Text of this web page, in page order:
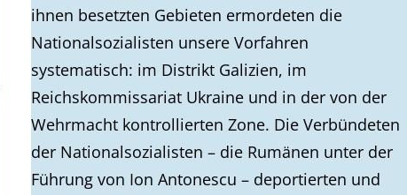
ihnen besetzten Gebieten ermordeten die
Nationalsozialisten unsere Vorfahren
systematisch: im Distrikt Galizien, im
Reichskommissariat Ukraine und in der von der
Wehrmacht kontrollierten Zone. Die Verbündeten
der Nationalsozialisten – die Rumänen unter der
Führung von Ion Antonescu – deportierten und